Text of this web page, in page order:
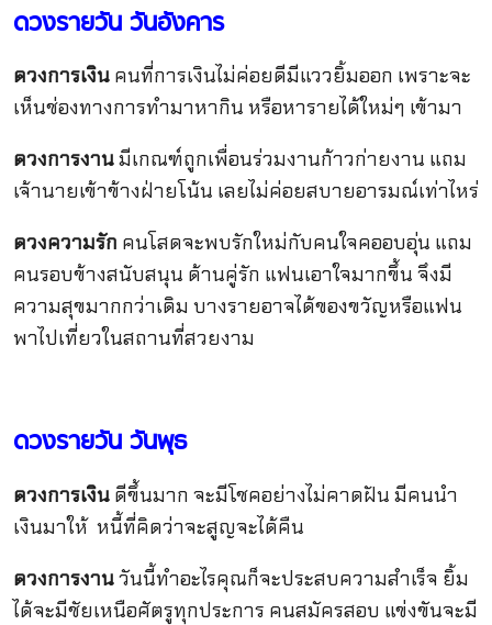
ดวงรายวัน วันอังคาร
ดวงการเงิน คนที่การเงินไม่ค่อยดีมีแววยิ้มออก เพราะจะ
เห็นช่องทางการทำมาหากิน หรือหารายได้ใหม่ๆ เข้ามา
ดวงการงานมีเกณฑ์ถูกเพื่อนร่วมงานก้าวก่ายงาน แถม
เจ้านายเข้าข้างฝ่ายโน้น เลยไม่ค่อยสบายอารมณ์เท่าไหร่
ดวงความรัก คนโสดจะพบรักใหม่กับคนใจคออบอุ่น แถม
คนรอบข้างสนับสนุน ด้านคู่รัก แฟนเอาใจมากขึ้น จึงมี
ความสุขมากกว่าเดิม บางรายอาจได้ของขวัญหรือแฟน
พาไปเที่ยวในสถานที่สวยงาม
ดวงรายวัน วันพุธ
ดวงการเงิน ดีขึ้นมาก จะมีโชคอย่างไม่คาดฝัน มีคนนำ
เงินมาให้ หนี้ที่คิดว่าจะสูญจะได้คืน
ดวงการงานวันนี้ทำอะไรคุณก็จะประสบความสำเร็จ ยิ้ม
ได้จะมีชัยเหนือศัตรูทุกประการ คนสมัครสอบ แข่งขันจะมี